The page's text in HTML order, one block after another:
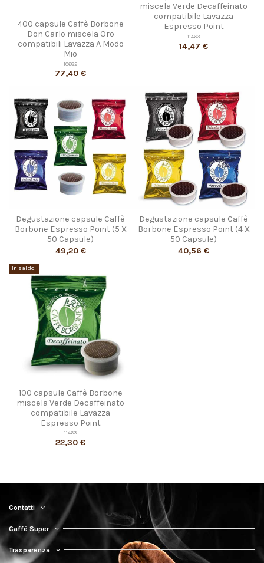
400 capsule Caffè Borbone
Don Carlo miscela Oro
compatibili Lavazza A Modo
Mio
10682
77,40 €
miscela Verde Decaffeinato
compatibile Lavazza
Espresso Point
11463
14,47 €
Degustazione capsule Caffè
Borbone Espresso Point (5 X
50 Capsule)
49,20 €
Degustazione capsule Caffè
Borbone Espresso Point (4 X
50 Capsule)
40,56 €
In saldo!
100 capsule Caffè Borbone
miscela Verde Decaffeinato
compatibile Lavazza
Espresso Point
11463
22,30 €
Contatti
Caffè Super
Trasparenza